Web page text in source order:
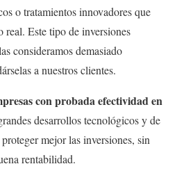
o tratamientos innovadores que
Este tipo de inversiones
consideramos demasiado
a nuestros clientes.
con probada efectividad en
desarrollos tecnológicos y de
mejor las inversiones, sin
rentabilidad.